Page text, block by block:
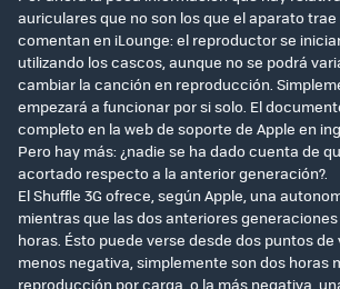
auriculares que no son los que el aparato
comentan en iLounge: el reproductor se
utilizando los cascos, aunque no se podrá
cambiar la canción en reproducción.
empezará a funcionar por si solo. El
completo en la web de soporte de Apple en
Pero hay más: ¿nadie se ha dado cuenta de
acortado respecto a la anterior generación?.
El Shuffle 3G ofrece, según Apple, una
mientras que las dos anteriores generaciones
horas. Ésto puede verse desde dos puntos
menos negativa, simplemente son dos horas
reproducción por carga, o la más negativa,